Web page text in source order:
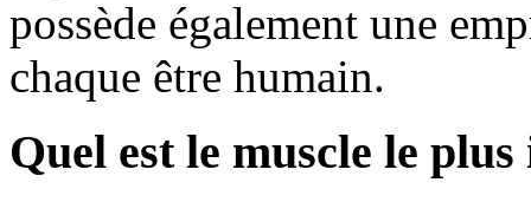
possède également une
chaque être humain.
Quel est le muscle le